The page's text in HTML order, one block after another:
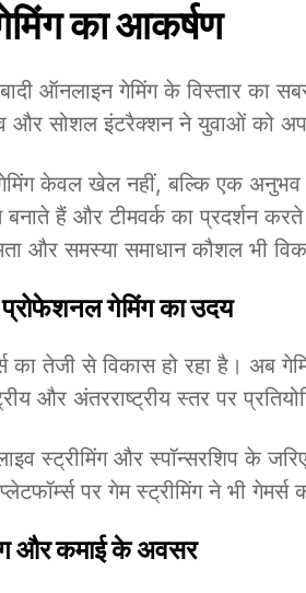
का आकर्षण
ऑनलाइन गेमिंग के विस्तार का
और सोशल इंटरैक्शन ने युवाओं को
केवल खेल नहीं, बल्कि एक अनुभव
हैं और टीमवर्क का प्रदर्शन
और समस्या समाधान कौशल भी
गेमिंग का उदय
का तेजी से विकास हो रहा है। अब
और अंतरराष्ट्रीय स्तर पर
स्ट्रीमिंग और स्पॉन्सरशिप के
पर गेम स्ट्रीमिंग ने भी गेमर्स
और कमाई के अवसर